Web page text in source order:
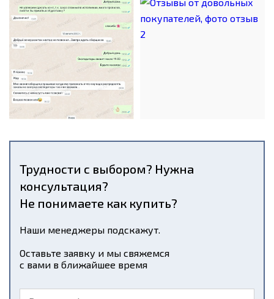
Трудности с выбором? Нужна
консультация?
Не понимаете как купить?
Наши менеджеры подскажут.
Оставьте заявку и мы свяжемся
с вами в ближайшее время